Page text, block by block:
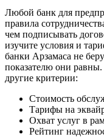
Любой банк для
правила
чем подписывать
изучите условия и
банки Арзамаса не
показателю они
другие критерии:
Стоимость
Тарифы на
Охват услуг в
Рейтинг